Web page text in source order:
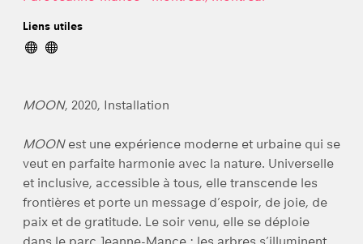
Liens utiles
MOON, 2020, Installation
MOONest une expérience moderne et urbaine qui se
veut en parfaite harmonie avec la nature. Universelle
et inclusive, accessible à tous, elle transcende les
frontières et porte un message d’espoir, de joie, de
paix et de gratitude. Le soir venu, elle se déploie